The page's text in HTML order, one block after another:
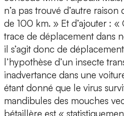
n’a pas trouvé d’autre
de 100 km. » Et d’ajouter : «
trace de déplacement dans
il s’agit donc de
l’hypothèse d’un insecte
inadvertance dans une
étant donné que le virus
mandibules des mouches
bétaillère est «